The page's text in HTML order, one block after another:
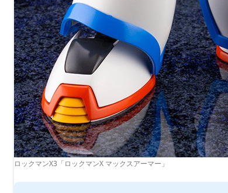
ロックマンX3「ロックマンX マックスアーマー」